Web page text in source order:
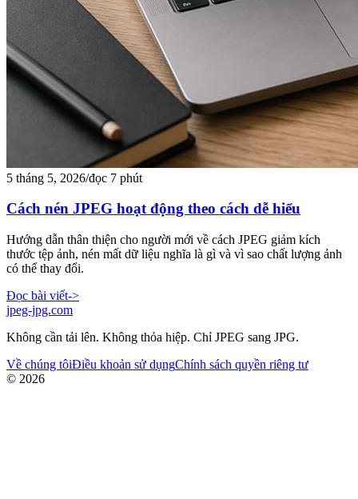
5 tháng 5, 2026/đọc 7 phút
Cách nén JPEG hoạt động theo cách dễ hiểu
Hướng dẫn thân thiện cho người mới về cách JPEG giảm kích
thước tệp ảnh, nén mất dữ liệu nghĩa là gì và vì sao chất lượng ảnh
có thể thay đổi.
Đọc bài viết->
jpeg-jpg.com
Không cần tải lên. Không thỏa hiệp. Chỉ JPEG sang JPG.
Về chúng tôiĐiều khoản sử dụngChính sách quyền riêng tư
© 2026